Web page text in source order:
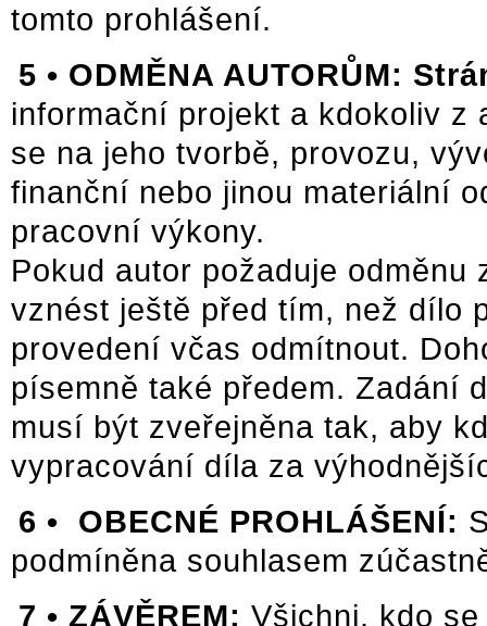
tomto prohlášení.
5 • ODMĚNA AUTORŮM:
informační projekt a kdokoliv
se na jeho tvorbě, provozu,
finanční nebo jinou materiální
pracovní výkony.
Pokud autor požaduje
vznést ještě před tím, než dílo
provedení včas odmítnout.
písemně také předem. Zadání
musí být zveřejněna tak, aby
vypracování díla za
6 • OBECNÉ PROHLÁŠENÍ:
podmíněna souhlasem
7 • ZÁVĚREM: Všichni, kdo